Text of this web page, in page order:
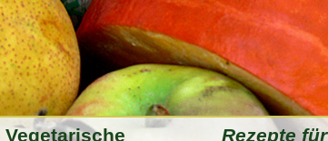
Vegeta­rische
Rezepte für